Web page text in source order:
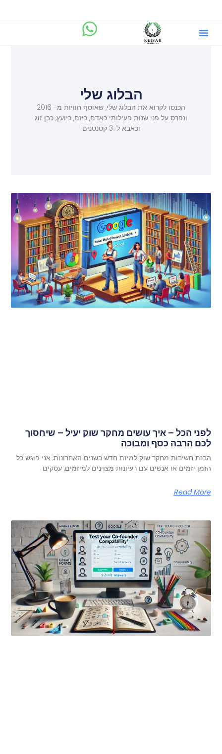
הבלוג שלי
הכנסו לקרוא את הבלוג שלי, שאוסף חוויות מ- 2016
ונפרס על פני שנות פעילותי כאדם, כיזם, כיועץ, כבן זוג
וכאבא ל-3 קטנטנים
לפני הכל – איך עושים מחקר שוק יעיל – שיחסוך
לכם הרבה כסף ומבוכה
הבנת חשיבות מחקר שוק למיזם חדש בשנים האחרונות, אני פוגש כל
הזמן יזמים או אנשים עם רעיונות מצוינים למיזמים, עסקים
Read More